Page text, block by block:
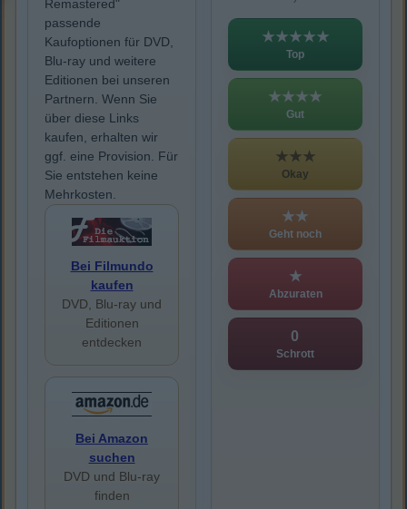
Remastered"
passende
Kaufoptionen für DVD,
Blu-ray und weitere
Editionen bei unseren
Partnern. Wenn Sie
über diese Links
kaufen, erhalten wir
ggf. eine Provision. Für
Sie entstehen keine
Mehrkosten.
Bei Filmundo
kaufen
DVD, Blu-ray und
Editionen
entdecken
Bei Amazon
suchen
DVD und Blu-ray
finden
★★★★★
Top
★★★★
Gut
★★★
Okay
★★
Geht noch
★
Abzuraten
0
Schrott